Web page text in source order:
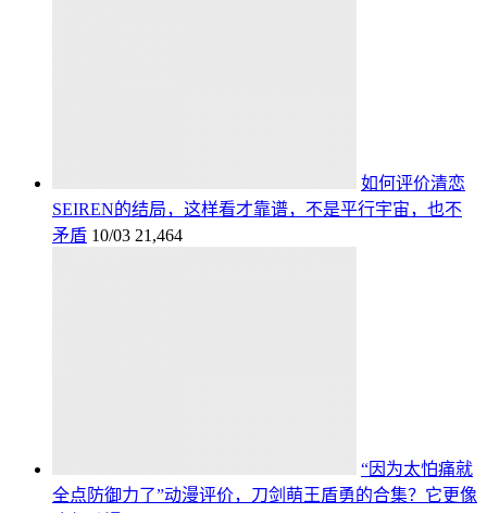
如何评价清恋
SEIREN的结局，这样看才靠谱，不是平行宇宙，也不
矛盾 10/03 21,464
“因为太怕痛就
全点防御力了”动漫评价，刀剑萌王盾勇的合集？它更像